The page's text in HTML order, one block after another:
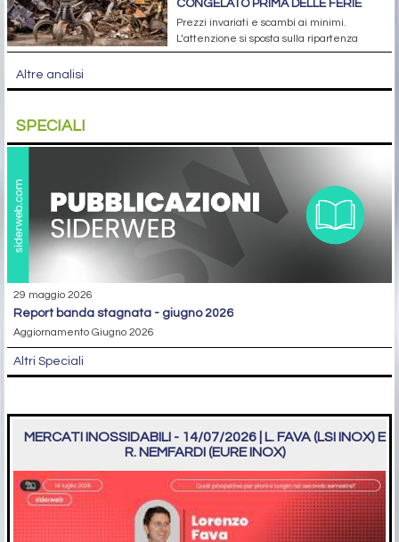
CONGELATO PRIMA DELLE FERIE
Prezzi invariati e scambi ai minimi.
L’attenzione si sposta sulla ripartenza
Altre analisi
SPECIALI
29 maggio 2026
report banda stagnata - giugno 2026
Aggiornamento Giugno 2026
Altri Speciali
MERCATI INOSSIDABILI - 14/07/2026 | L. FAVA (LSI INOX) E
R. NEMFARDI (EURE INOX)